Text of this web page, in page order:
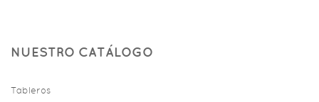
NUESTRO CATÁLOGO
Tableros